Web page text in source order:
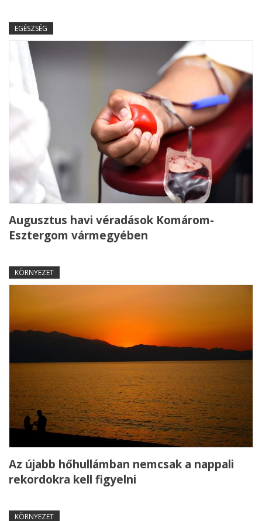
EGÉSZSÉG
Augusztus havi véradások Komárom-
Esztergom vármegyében
KÖRNYEZET
Az újabb hőhullámban nemcsak a nappali
rekordokra kell figyelni
KÖRNYEZET